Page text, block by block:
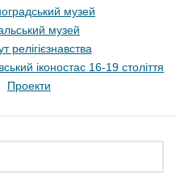
музей
музей
релігієзнавства
іконостас 16-19 cтоліття
Проекти